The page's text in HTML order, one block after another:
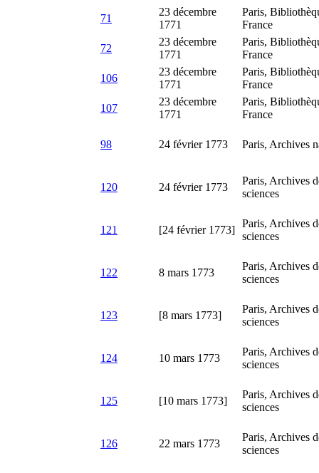
71
23 décembre
1771
Paris,
France
72
23 décembre
1771
Paris,
France
106
23 décembre
1771
Paris,
France
107
23 décembre
1771
Paris,
France
98 24 février 1773 Paris, Archives
120 24 février 1773
Paris, Archives
sciences
121 [24 février 1773]
Paris, Archives
sciences
122 8 mars 1773
Paris, Archives
sciences
123 [8 mars 1773]
Paris, Archives
sciences
124 10 mars 1773
Paris, Archives
sciences
125 [10 mars 1773]
Paris, Archives
sciences
126 22 mars 1773
Paris, Archives
sciences